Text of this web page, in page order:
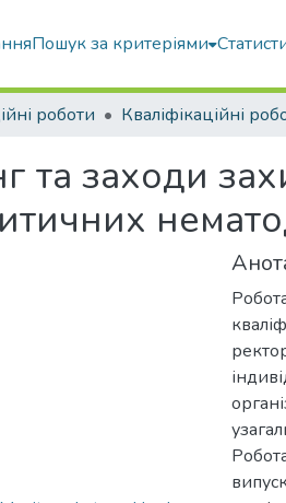
Пошук за критеріями
роботи
та заходи